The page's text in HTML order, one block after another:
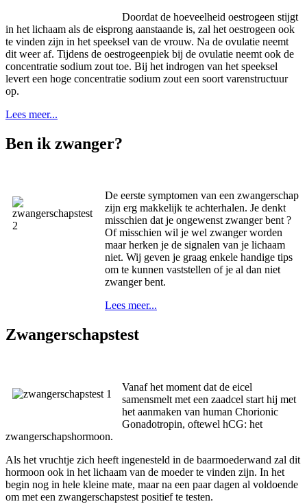
Doordat de hoeveelheid oestrogeen stijgt
in het lichaam als de eisprong aanstaande is, zal het oestrogeen ook
te vinden zijn in het speeksel van de vrouw. Na de ovulatie neemt
dit weer af. Tijdens de oestrogeenpiek bij de ovulatie neemt ook de
concentratie sodium zout toe. Bij het indrogen van het speeksel
levert een hoge concentratie sodium zout een soort varenstructuur
op.
Lees meer...
Ben ik zwanger?
De eerste symptomen van een zwangerschap
zijn erg makkelijk te achterhalen. Je denkt
misschien dat je ongewenst zwanger bent ?
Of misschien wil je wel zwanger worden
maar herken je de signalen van je lichaam
niet. Wij geven je graag enkele handige tips
om te kunnen vaststellen of je al dan niet
zwanger bent.
Lees meer...
Zwangerschapstest
Vanaf het moment dat de eicel
samensmelt met een zaadcel start hij met
het aanmaken van human Chorionic
Gonadotropin, oftewel hCG: het
zwangerschapshormoon.
Als het vruchtje zich heeft ingenesteld in de baarmoederwand zal dit
hormoon ook in het lichaam van de moeder te vinden zijn. In het
begin nog in hele kleine mate, maar na een paar dagen al voldoende
om met een zwangerschapstest positief te testen.